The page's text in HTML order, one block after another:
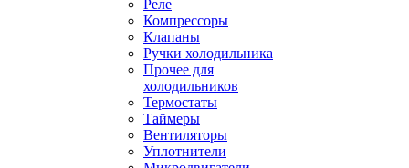
Реле
Компрессоры
Клапаны
Ручки холодильника
Прочее для
холодильников
Термостаты
Таймеры
Вентиляторы
Уплотнители